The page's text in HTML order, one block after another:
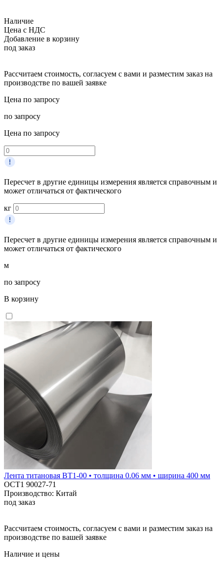
Наличие
Цена с НДС
Добавление в корзину
под заказ
Рассчитаем стоимость, согласуем с вами и разместим заказ на
производстве по вашей заявке
Цена по запросу
по запросу
Цена по запросу
Пересчет в другие единицы измерения является справочным и
может отличаться от фактического
кг
Пересчет в другие единицы измерения является справочным и
может отличаться от фактического
м
по запросу
В корзину
Лента титановая ВТ1-00 • толщина 0.06 мм • ширина 400 мм
ОСТ1 90027-71
Производство: Китай
под заказ
Рассчитаем стоимость, согласуем с вами и разместим заказ на
производстве по вашей заявке
Наличие и цены